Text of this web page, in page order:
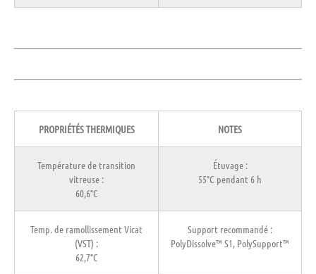
PROPRIÉTÉS THERMIQUES NOTES
Température de transition
vitreuse :
60,6°C
Étuvage :
55°C pendant 6 h
Temp. de ramollissement Vicat
(VST) :
62,7°C
Support recommandé :
PolyDissolve™ S1, PolySupport™